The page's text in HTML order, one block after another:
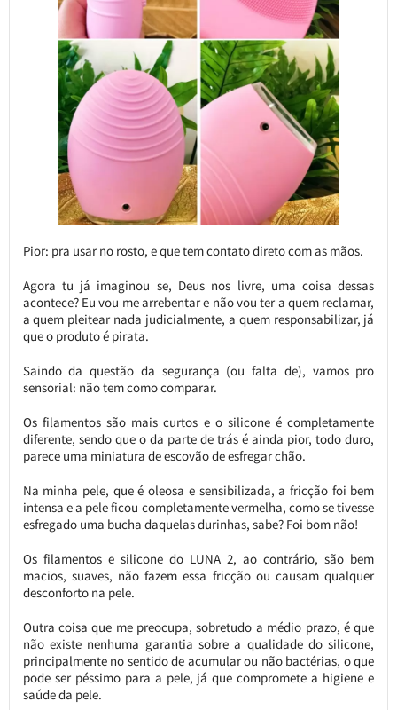
Pior: pra usar no rosto, e que tem contato direto com as mãos.
Agora tu já imaginou se, Deus nos livre, uma coisa dessas
acontece? Eu vou me arrebentar e não vou ter a quem reclamar,
a quem pleitear nada judicialmente, a quem responsabilizar, já
que o produto é pirata.
Saindo da questão da segurança (ou falta de), vamos pro
sensorial: não tem como comparar.
Os filamentos são mais curtos e o silicone é completamente
diferente, sendo que o da parte de trás é ainda pior, todo duro,
parece uma miniatura de escovão de esfregar chão.
Na minha pele, que é oleosa e sensibilizada, a fricção foi bem
intensa e a pele ficou completamente vermelha, como se tivesse
esfregado uma bucha daquelas durinhas, sabe? Foi bom não!
Os filamentos e silicone do LUNA 2, ao contrário, são bem
macios, suaves, não fazem essa fricção ou causam qualquer
desconforto na pele.
Outra coisa que me preocupa, sobretudo a médio prazo, é que
não existe nenhuma garantia sobre a qualidade do silicone,
principalmente no sentido de acumular ou não bactérias, o que
pode ser péssimo para a pele, já que compromete a higiene e
saúde da pele.